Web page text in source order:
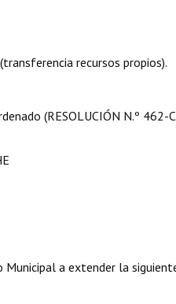
recursos propios).
(RESOLUCIÓN N.º 462-
a extender la